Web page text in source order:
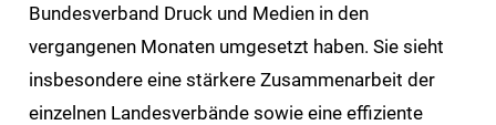
Bundesverband Druck und Medien in den
vergangenen Monaten umgesetzt haben. Sie sieht
insbesondere eine stärkere Zusammenarbeit der
einzelnen Landesverbände sowie eine effiziente